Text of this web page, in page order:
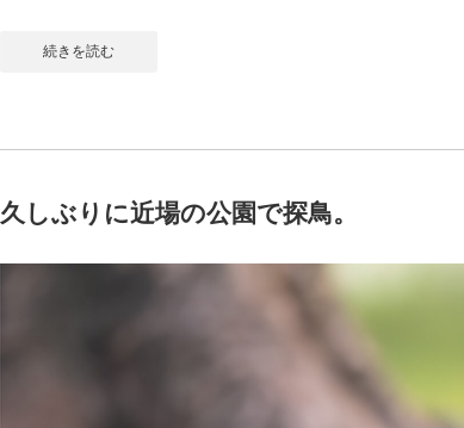
続きを読む
久しぶりに近場の公園で探鳥。